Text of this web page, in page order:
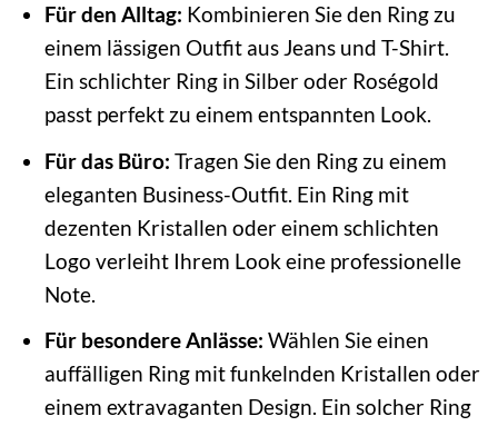
Für den Alltag: Kombinieren Sie den Ring zu
einem lässigen Outfit aus Jeans und T-Shirt.
Ein schlichter Ring in Silber oder Roségold
passt perfekt zu einem entspannten Look.
Für das Büro: Tragen Sie den Ring zu einem
eleganten Business-Outfit. Ein Ring mit
dezenten Kristallen oder einem schlichten
Logo verleiht Ihrem Look eine professionelle
Note.
Für besondere Anlässe: Wählen Sie einen
auffälligen Ring mit funkelnden Kristallen oder
einem extravaganten Design. Ein solcher Ring